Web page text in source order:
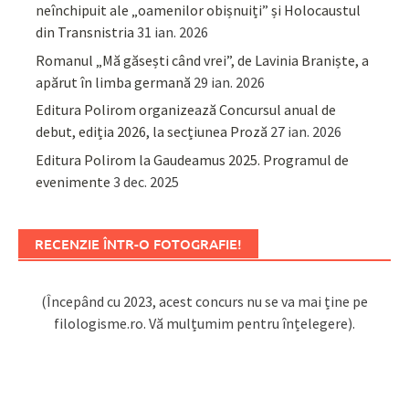
neînchipuit ale „oamenilor obișnuiți” și Holocaustul
din Transnistria 31 ian. 2026
Romanul „Mă găsești când vrei”, de Lavinia Braniște, a
apărut în limba germană 29 ian. 2026
Editura Polirom organizează Concursul anual de
debut, ediția 2026, la secțiunea Proză 27 ian. 2026
Editura Polirom la Gaudeamus 2025. Programul de
evenimente 3 dec. 2025
RECENZIE ÎNTR-O FOTOGRAFIE!
(Începând cu 2023, acest concurs nu se va mai ține pe
filologisme.ro. Vă mulțumim pentru înțelegere).